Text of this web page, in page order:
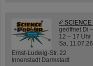
SCIENCE
geöffnet Di –
12 – 17 Uhr
Sa,
Ernst-Ludwig-Str. 22
Innenstadt Darmstadt